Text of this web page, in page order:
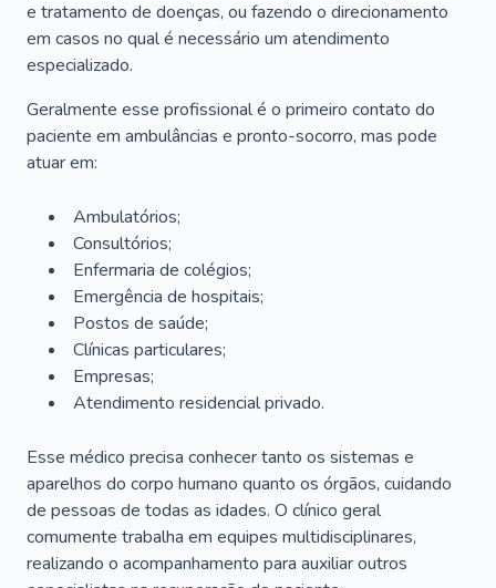
e tratamento de doenças, ou fazendo o direcionamento
em casos no qual é necessário um atendimento
especializado.
Geralmente esse profissional é o primeiro contato do
paciente em ambulâncias e pronto-socorro, mas pode
atuar em:
Ambulatórios;
Consultórios;
Enfermaria de colégios;
Emergência de hospitais;
Postos de saúde;
Clínicas particulares;
Empresas;
Atendimento residencial privado.
Esse médico precisa conhecer tanto os sistemas e
aparelhos do corpo humano quanto os órgãos, cuidando
de pessoas de todas as idades. O clínico geral
comumente trabalha em equipes multidisciplinares,
realizando o acompanhamento para auxiliar outros